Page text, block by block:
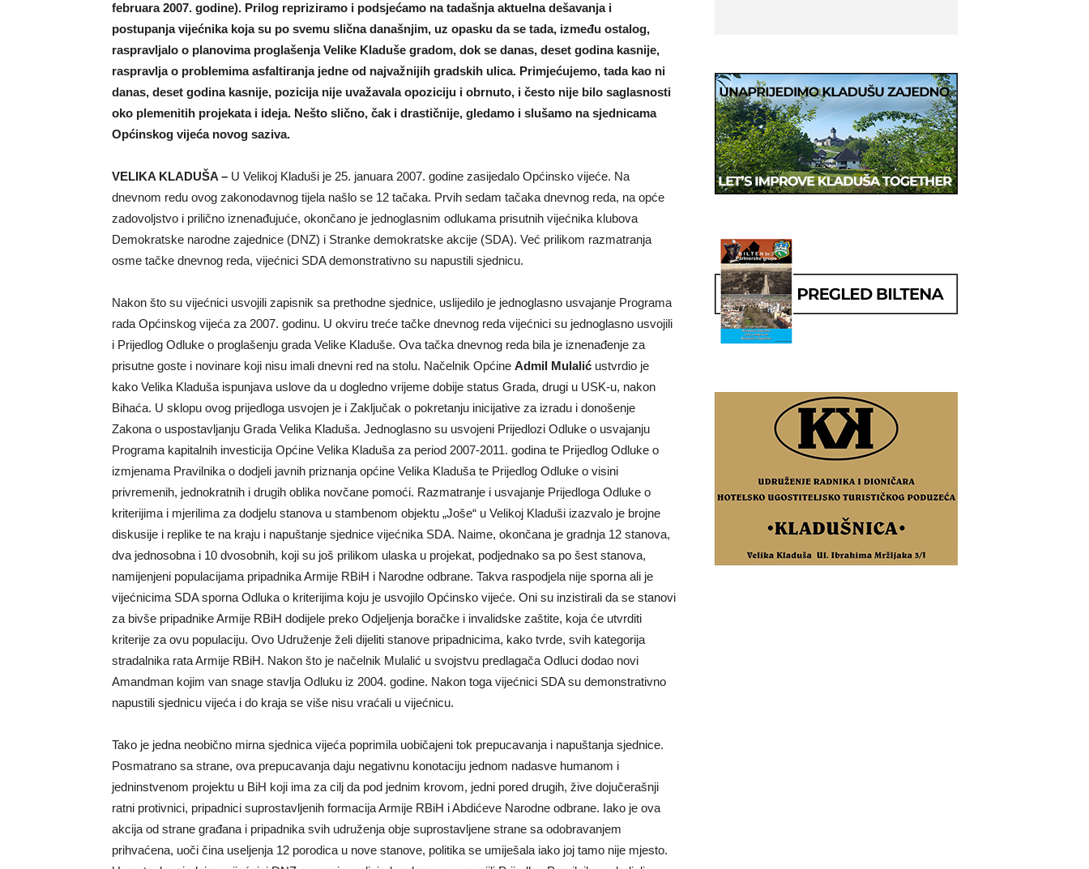
februara 2007. godine). Prilog repriziramo i podsjećamo na tadašnja aktuelna dešavanja i
postupanja vijećnika koja su po svemu slična današnjim, uz opasku da se tada, između ostalog,
raspravljalo o planovima proglašenja Velike Kladuše gradom, dok se danas, deset godina kasnije,
raspravlja o problemima asfaltiranja jedne od najvažnijih gradskih ulica. Primjećujemo, tada kao ni
danas, deset godina kasnije, pozicija nije uvažavala opoziciju i obrnuto, i često nije bilo saglasnosti
oko plemenitih projekata i ideja. Nešto slično, čak i drastičnije, gledamo i slušamo na sjednicama
Općinskog vijeća novog saziva.
VELIKA KLADUŠA – U Velikoj Kladuši je 25. januara 2007. godine zasijedalo Općinsko vijeće. Na
dnevnom redu ovog zakonodavnog tijela našlo se 12 tačaka. Prvih sedam tačaka dnevnog reda, na opće
zadovoljstvo i prilično iznenađujuće, okončano je jednoglasnim odlukama prisutnih vijećnika klubova
Demokratske narodne zajednice (DNZ) i Stranke demokratske akcije (SDA). Već prilikom razmatranja
osme tačke dnevnog reda, vijećnici SDA demonstrativno su napustili sjednicu.
Nakon što su vijećnici usvojili zapisnik sa prethodne sjednice, uslijedilo je jednoglasno usvajanje Programa
rada Općinskog vijeća za 2007. godinu. U okviru treće tačke dnevnog reda vijećnici su jednoglasno usvojili
i Prijedlog Odluke o proglašenju grada Velike Kladuše. Ova tačka dnevnog reda bila je iznenađenje za
prisutne goste i novinare koji nisu imali dnevni red na stolu. Načelnik Općine Admil Mulalić ustvrdio je
kako Velika Kladuša ispunjava uslove da u dogledno vrijeme dobije status Grada, drugi u USK-u, nakon
Bihaća. U sklopu ovog prijedloga usvojen je i Zaključak o pokretanju inicijative za izradu i donošenje
Zakona o uspostavljanju Grada Velika Kladuša. Jednoglasno su usvojeni Prijedlozi Odluke o usvajanju
Programa kapitalnih investicija Općine Velika Kladuša za period 2007-2011. godina te Prijedlog Odluke o
izmjenama Pravilnika o dodjeli javnih priznanja općine Velika Kladuša te Prijedlog Odluke o visini
privremenih, jednokratnih i drugih oblika novčane pomoći. Razmatranje i usvajanje Prijedloga Odluke o
kriterijima i mjerilima za dodjelu stanova u stambenom objektu „Joše“ u Velikoj Kladuši izazvalo je brojne
diskusije i replike te na kraju i napuštanje sjednice vijećnika SDA. Naime, okončana je gradnja 12 stanova,
dva jednosobna i 10 dvosobnih, koji su još prilikom ulaska u projekat, podjednako sa po šest stanova,
namijenjeni populacijama pripadnika Armije RBiH i Narodne odbrane. Takva raspodjela nije sporna ali je
vijećnicima SDA sporna Odluka o kriterijima koju je usvojilo Općinsko vijeće. Oni su inzistirali da se stanovi
za bivše pripadnike Armije RBiH dodijele preko Odjeljenja boračke i invalidske zaštite, koja će utvrditi
kriterije za ovu populaciju. Ovo Udruženje želi dijeliti stanove pripadnicima, kako tvrde, svih kategorija
stradalnika rata Armije RBiH. Nakon što je načelnik Mulalić u svojstvu predlagača Odluci dodao novi
Amandman kojim van snage stavlja Odluku iz 2004. godine. Nakon toga vijećnici SDA su demonstrativno
napustili sjednicu vijeća i do kraja se više nisu vraćali u vijećnicu.
Tako je jedna neobično mirna sjednica vijeća poprimila uobičajeni tok prepucavanja i napuštanja sjednice.
Posmatrano sa strane, ova prepucavanja daju negativnu konotaciju jednom nadasve humanom i
jedninstvenom projektu u BiH koji ima za cilj da pod jednim krovom, jedni pored drugih, žive dojučerašnji
ratni protivnici, pripadnici suprostavljenih formacija Armije RBiH i Abdićeve Narodne odbrane. Iako je ova
akcija od strane građana i pripadnika svih udruženja obje suprostavljene strane sa odobravanjem
prihvaćena, uoči čina useljenja 12 porodica u nove stanove, politika se umiješala iako joj tamo nije mjesto.